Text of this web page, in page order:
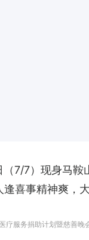
7/7）现身马鞍
逢喜事精神爽，
疗服务捐助计划暨慈善晚